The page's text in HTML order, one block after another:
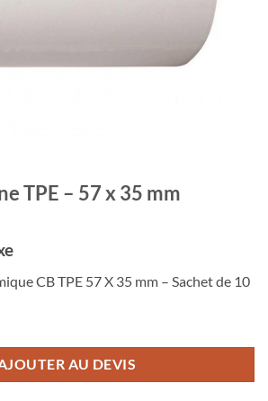
TPE – 57 x 35 mm
CB TPE 57 X 35 mm – Sachet de 10
AU DEVIS